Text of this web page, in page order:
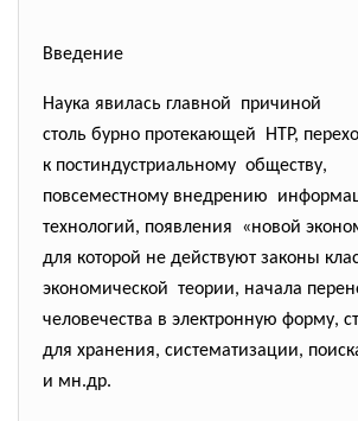
Введение
Наука явилась главной причиной
столь бурно протекающей НТР,
к постиндустриальному обществу,
повсеместному внедрению
технологий, появления «новой
для которой не действуют законы
экономической теории, начала
человечества в электронную форму,
для хранения, систематизации,
и мн.др.